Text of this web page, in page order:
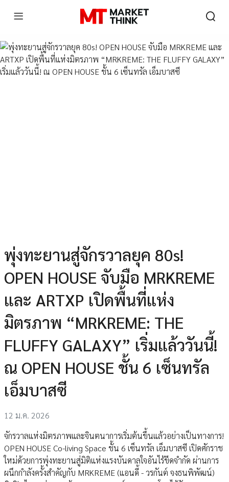
พุ่งทะยานสู่จักรวาลยุค 80s!
OPEN HOUSE จับมือ MRKREME
และ ARTXP เปิดพื้นที่แห่ง
มิตรภาพ “MRKREME: THE
FLUFFY GALAXY” เริ่มแล้ววันนี้!
ณ OPEN HOUSE ชั้น 6 เซ็นทรัล
เอ็มบาสซี
12 ม.ค. 2026
จักรวาลแห่งมิตรภาพและจินตนาการเริ่มต้นขึ้นแล้วอย่างเป็นทางการ!
OPEN HOUSE Co-living Space ชั้น 6 เซ็นทรัล เอ็มบาสซี เปิดศักราช
ใหม่ด้วยการพุ่งทะยานสู่มิติแห่งแรงบันดาลใจอันไร้ขีดจำกัด ผ่านการ
ผนึกกำลังครั้งสำคัญกับ MRKREME (แอนดี้ - วรกันต์ จงธนพิพัฒน์)